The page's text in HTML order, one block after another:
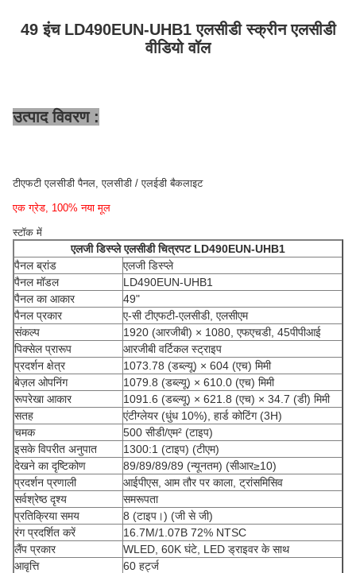
49 इंच LD490EUN-UHB1 एलसीडी स्क्रीन एलसीडी
वीडियो वॉल
उत्पाद विवरण :
टीएफटी एलसीडी पैनल, एलसीडी / एलईडी बैकलाइट
एक ग्रेड, 100% नया मूल
स्टॉक में
एलजी डिस्प्लेएलसीडी चित्रपटLD490EUN-UHB1
पैनल ब्रांड
एलजी डिस्प्ले
पैनल मॉडल
LD490EUN-UHB1
पैनल का आकार
49"
पैनल प्रकार
ए-सी टीएफटी-एलसीडी, एलसीएम
संकल्प
1920 (आरजीबी) × 1080, एफएचडी, 45पीपीआई
पिक्सेल प्रारूप
आरजीबी वर्टिकल स्ट्राइप
प्रदर्शन क्षेत्र
1073.78 (डब्ल्यू) × 604 (एच) मिमी
बेज़ल ओपनिंग
1079.8 (डब्ल्यू) × 610.0 (एच) मिमी
रूपरेखा आकार
1091.6 (डब्ल्यू) × 621.8 (एच) × 34.7 (डी) मिमी
सतह
एंटीग्लेयर (धुंध 10%), हार्ड कोटिंग (3H)
चमक
500 सीडी/एम² (टाइप)
इसके विपरीत अनुपात
1300:1 (टाइप) (टीएम)
देखने का दृष्टिकोण
89/89/89/89 (न्यूनतम) (सीआर≥10)
प्रदर्शन प्रणाली
आईपीएस, आम तौर पर काला, ट्रांसमिसिव
सर्वश्रेष्ठ दृश्य
समरूपता
प्रतिक्रिया समय
8 (टाइप।) (जी से जी)
रंग प्रदर्शित करें
16.7M/1.07B 72% NTSC
लैंप प्रकार
WLED, 60K घंटे, LED ड्राइवर के साथ
आवृत्ति
60 हर्ट्ज